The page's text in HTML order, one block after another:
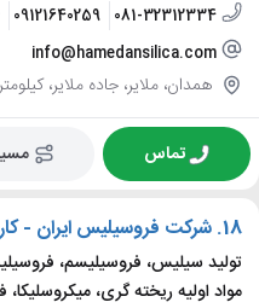
081-32312334
09121640259
info@hamedansilica.com
همدان، ملایر، جاده ملایر، کیلومتر 45، شهرک صنعتی
تماس
18. شرکت فروسیلیس ایران -
تولید سیلیس، فروسیلیسم،
مواد اولیه ریخته گری، میکروسلیکا،